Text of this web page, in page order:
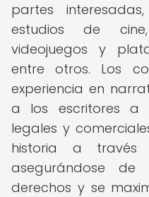
partes
estudios de
videojuegos y
entre otros. Los
experiencia en
a los escritores a
legales y
historia a través
asegurándose
derechos y se